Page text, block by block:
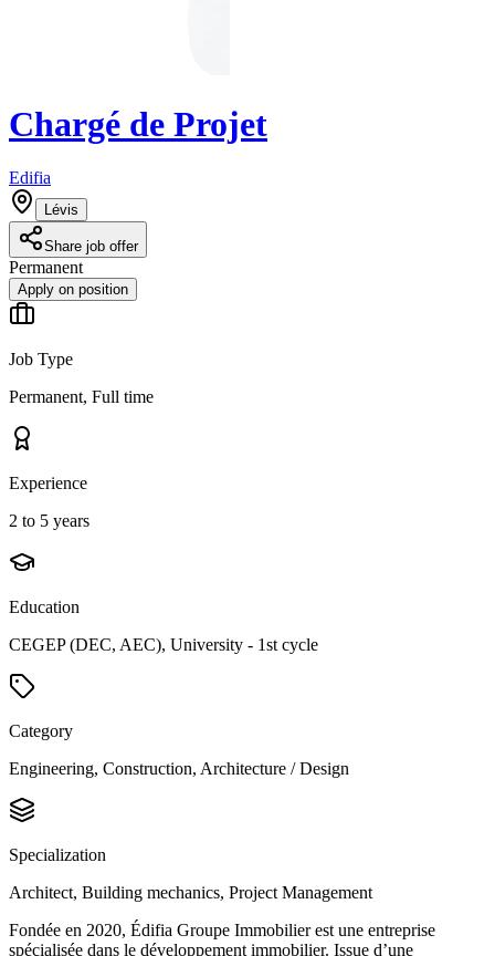
Chargé de Projet
Edifia
Lévis
Share job offer
Permanent
Apply on position
Job Type
Permanent, Full time
Experience
2 to 5 years
Education
CEGEP (DEC, AEC), University - 1st cycle
Category
Engineering, Construction, Architecture / Design
Specialization
Architect, Building mechanics, Project Management
Fondée en 2020, Édifia Groupe Immobilier est une entreprise
spécialisée dans le développement immobilier. Issue d’une